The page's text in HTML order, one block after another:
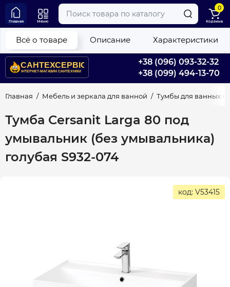
+38 (096) 093-32-32
+38 (099) 494-13-70
Главная Меню
0
Корзина
Главная Мебель и зеркала для ванной Тумбы для ванных
Тумба Cersanit Larga 80 под
умывальник (без умывальника)
голубая S932-074
Всё о товаре Описание Характеристики
код: V53415